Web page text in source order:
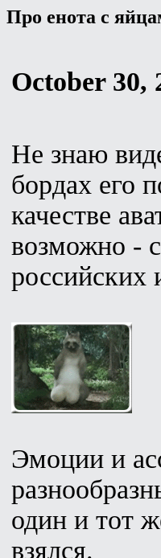
Про енота с
October 30,
Не знаю
бордах его
качестве
возможно -
российских
Эмоции и
один и тот
взялся.